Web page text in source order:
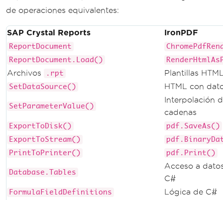
headers and footers created!"
}
}
de operaciones equivalentes:
SAP Crystal Reports IronPDF
ReportDocument
ReportDocument.Load()
Archivos .rpt Plantillas
SetDataSource() HTML con
SetParameterValue()
Interpolación
cadenas
ExportToDisk()
pdf.SaveAs()
ExportToStream()
PrintToPrinter()
pdf.Print()
Database.Tables
Acceso a
C#
FormulaFieldDefinitions Lógica de C#